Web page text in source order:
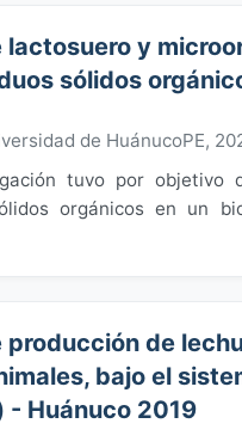
y
sólidos
de HuánucoPE,
tuvo por
orgánicos en un
de
bajo el
Huánuco 2019